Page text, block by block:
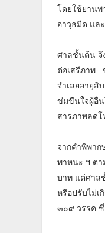
โดยใช้ยานพ
อาวุธมีด แล
ศาลชั้นต้น จึ
ต่อเสรีภาพ
จำเลยอายุสิ
ข่มขืนใจผู้อื่น
สารภาพลด
จากคำพิพาก
พาหนะ ฯ ต
บาท แต่ศาล
หรือปรับไม่เ
๓๐๙ วรรค ซึ่